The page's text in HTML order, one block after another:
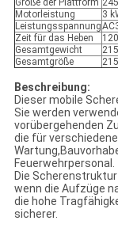
Größe der Plattform
Motorleistung
3
Leistungsspannung
Zeit für das Heben
Gesamtgewicht
Gesamtgröße
Beschreibung:
Dieser mobile
Sie werden
vorübergehenden
die für
Feuerwehrpersonal.
Die
wenn die Aufzüge
die hohe
sicherer.